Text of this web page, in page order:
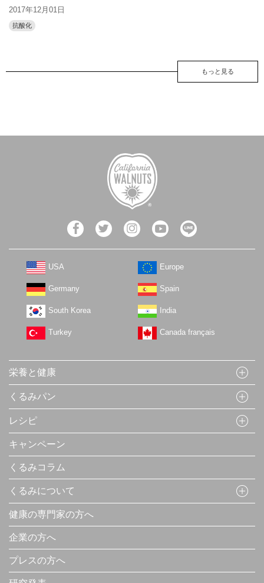
2017年12月01日
抗酸化
もっと見る
USA Europe
Germany Spain
South Korea India
Turkey Canada français
栄養と健康
くるみパン
レシピ
キャンペーン
くるみコラム
くるみについて
健康の専門家の方へ
企業の方へ
プレスの方へ